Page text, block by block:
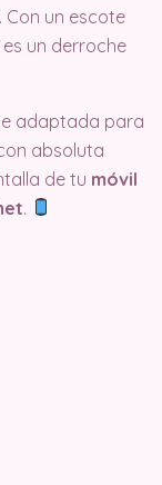
Con un escote
un derroche
adaptada para
absoluta
de tu móvil
.